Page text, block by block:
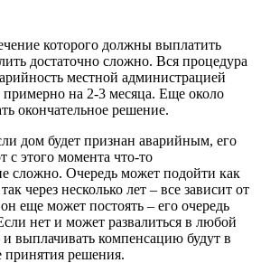
которого должны выплатить
достаточно сложно. Вся процедура
местной администрацией
примерно на 2-3 месяца. Еще около
окончательное решение.
дом будет признан аварийным, его
с этого момента что-то
сложно. Очередь может подойти как
через несколько лет – все зависит от
еще может постоять – его очередь
нет и может развалиться в любой
и выплачивать компенсацию будут в
решения.